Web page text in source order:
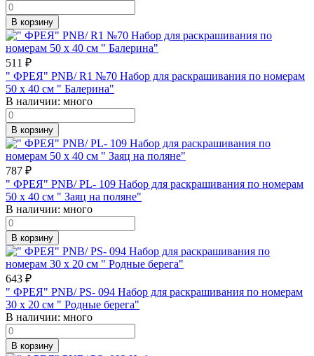
В корзину
511 ₽
" ФРЕЯ" PNB/ R1 №70 Набор для раскрашивания по номерам
50 х 40 см " Балерина"
В наличии: много
В корзину
787 ₽
" ФРЕЯ" PNB/ PL- 109 Набор для раскрашивания по номерам
50 х 40 см " Заяц на поляне"
В наличии: много
В корзину
643 ₽
" ФРЕЯ" PNB/ PS- 094 Набор для раскрашивания по номерам
30 х 20 см " Родные берега"
В наличии: много
В корзину